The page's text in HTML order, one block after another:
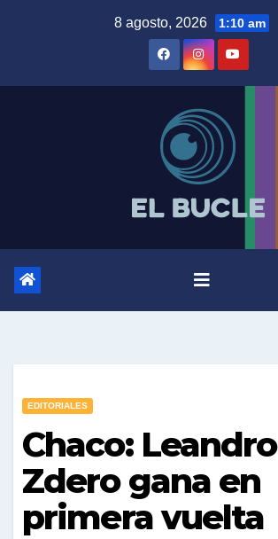
8 agosto, 2026 1:10 am
EDITORIALES
Chaco: Leandro
Zdero gana en
primera vuelta